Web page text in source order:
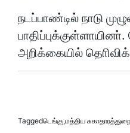
நடப்பாண்டில் நாடு
அறிக்கையில்
Taggedடெங்கு மத்திய